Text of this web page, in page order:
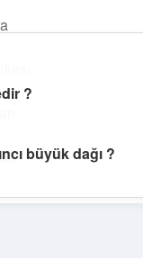
?
büyük dağı ?